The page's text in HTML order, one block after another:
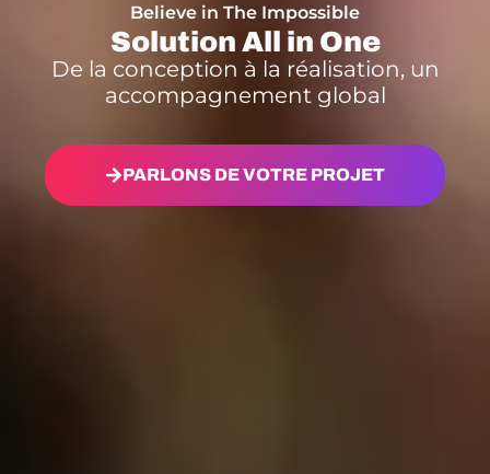
Believe in The Impossible
Solution All in One
De la conception à la réalisation, un
accompagnement global
PARLONS DE VOTRE PROJET